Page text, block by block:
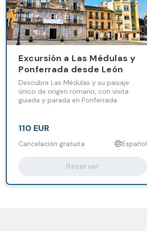
Excursión a Las Médulas y
Ponferrada desde León
Descubre Las Médulas y su paisaje
único de origen romano, con visita
guiada y parada en Ponferrada.
110 EUR
Cancelación gratuita Español
Reservar